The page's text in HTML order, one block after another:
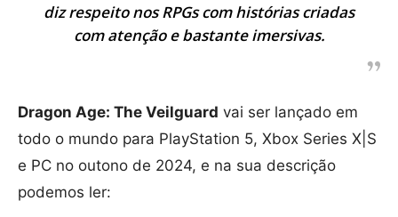
diz respeito nos RPGs com histórias criadas
com atenção e bastante imersivas.
Dragon Age: The Veilguard vai ser lançado em
todo o mundo para PlayStation 5, Xbox Series X|S
e PC no outono de 2024, e na sua descrição
podemos ler: